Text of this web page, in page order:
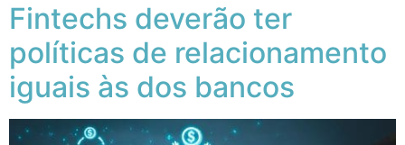
Fintechs deverão ter
políticas de relacionamento
iguais às dos bancos